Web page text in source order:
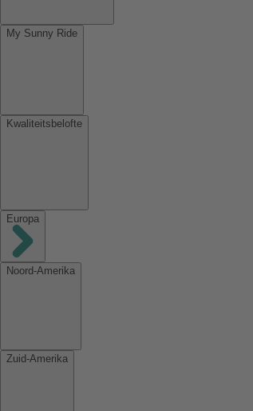
My Sunny Ride
Kwaliteitsbelofte
Europa
Noord-Amerika
Zuid-Amerika